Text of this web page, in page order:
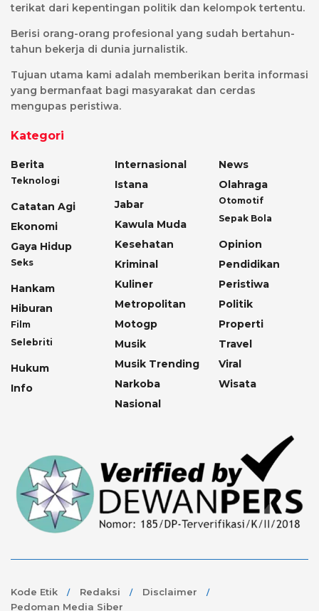
terikat dari kepentingan politik dan kelompok tertentu.
Berisi orang-orang profesional yang sudah bertahun-
tahun bekerja di dunia jurnalistik.
Tujuan utama kami adalah memberikan berita informasi
yang bermanfaat bagi masyarakat dan cerdas
mengupas peristiwa.
Kategori
Berita
Teknologi
Catatan Agi
Ekonomi
Gaya Hidup
Seks
Hankam
Hiburan
Film
Selebriti
Hukum
Info
Internasional
Istana
Jabar
Kawula Muda
Kesehatan
Kriminal
Kuliner
Metropolitan
Motogp
Musik
Musik Trending
Narkoba
Nasional
News
Olahraga
Otomotif
Sepak Bola
Opinion
Pendidikan
Peristiwa
Politik
Properti
Travel
Viral
Wisata
Kode Etik Redaksi
Disclaimer
Pedoman Media Siber